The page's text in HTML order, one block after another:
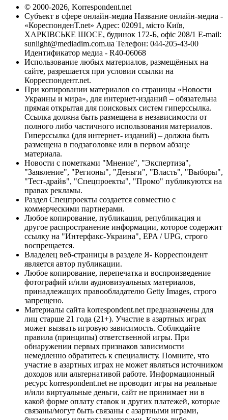
© 2000-2026, Korrespondent.net
Субъект в сфере онлайн-медиа Название онлайн-медиа -
«КореспонденТ.net» Адрес: 02091, місто Київ,
ХАРКІВСЬКЕ ШОСЕ, будинок 172-Б, офіс 208/1 E-mail:
sunlight@mediadim.com.ua Телефон: 044-205-43-00
Идентификатор медиа - R40-06068
Использование любых материалов, размещённых на
сайте, разрешается при условии ссылки на
Корреспондент.net.
При копировании материалов со страницы «Новости
Украины и мира», для интернет-изданий – обязательна
прямая открытая для поисковых систем гиперссылка.
Ссылка должна быть размещена в независимости от
полного либо частичного использования материалов.
Гиперссылка (для интернет- изданий) – должна быть
размещена в подзаголовке или в первом абзаце
материала.
Новости с пометками "Мнение", "Экспертиза",
"Заявление", "Регионы", "Деньги", "Власть", "Выборы",
"Тест-драйв", "Спецпроекты", "Промо" публикуются на
правах рекламы.
Раздел Спецпроекты создается совместно с
коммерческими партнерами.
Любое копирование, публикация, републикация и
другое распространение информации, которое содержит
ссылку на "Интерфакс-Украина", EPA / UPG, строго
воспрещается.
Владелец веб-страницы в разделе Я- Корреспондент
является автор публикации.
Любое копирование, перепечатка и воспроизведение
фотографий и/или аудиовизуальных материалов,
принадлежащих правообладателю Getty Images, строго
запрещено.
Материалы сайта korrespondent.net предназначены для
лиц старше 21 года (21+). Участие в азартных играх
может вызвать игровую зависимость. Соблюдайте
правила (принципы) ответственной игры. При
обнаружении первых признаков зависимости
немедленно обратитесь к специалисту. Помните, что
участие в азартных играх не может являться источником
доходов или альтернативой работе. Информационный
ресурс korrespondent.net не проводит игры на реальные
и/или виртуальные деньги, сайт не принимает ни в
какой форме оплату ставок и других платежей, которые
связаны/могут быть связаны с азартными играми,